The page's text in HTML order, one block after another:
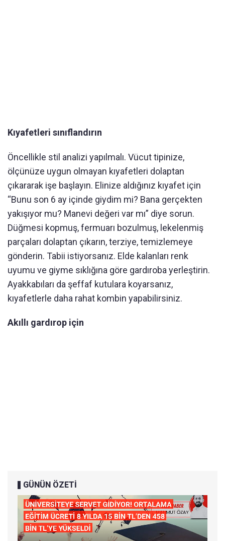
Kıyafetleri sınıflandırın
Öncellikle stil analizi yapılmalı. Vücut tipinize,
ölçünüze uygun olmayan kıyafetleri dolaptan
çıkararak işe başlayın. Elinize aldığınız kıyafet için
“Bunu son 6 ay içinde giydim mi? Bana gerçekten
yakışıyor mu? Manevi değeri var mı” diye sorun.
Düğmesi kopmuş, fermuarı bozulmuş, lekelenmiş
parçaları dolaptan çıkarın, terziye, temizlemeye
gönderin. Tabii istiyorsanız. Elde kalanları renk
uyumu ve giyme sıklığına göre gardıroba yerleştirin.
Ayakkabıları da şeffaf kutulara koyarsanız,
kıyafetlerle daha rahat kombin yapabilirsiniz.
Akıllı gardırop için
GÜNÜN ÖZETİ